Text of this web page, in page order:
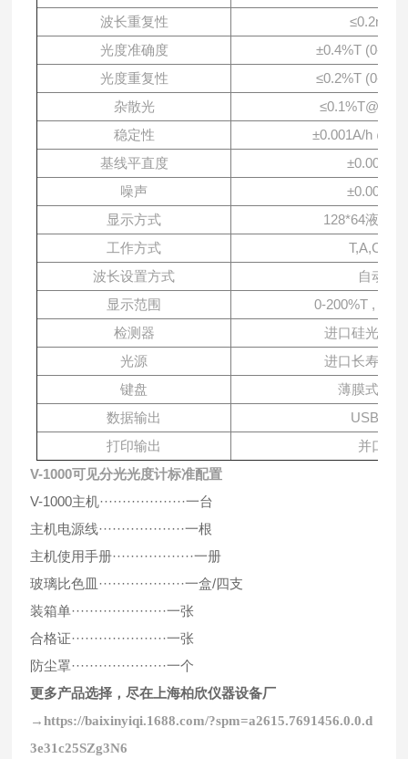
波长重复性
≤0.2nm
光度准确度
±0.4%T (0-
光度重复性
≤0.2%T (0-
杂散光
≤0.1%T@
稳定性
±0.001A/h
基线平直度
±0.00
噪声
±0.00
显示方式
128*64液晶
工作方式
T,A,C,E
波长设置方式
自动
显示范围
0-200%T , -0.3
检测器
进口硅光二
光源
进口长寿命
键盘
薄膜式按键
数据输出
USB口
打印输出
并口
V-1000可见分光光度计标准配置
V-1000主机···················一台
主机电源线···················一根
主机使用手册··················一册
玻璃比色皿···················一盒/四支
装箱单·····················一张
合格证·····················一张
防尘罩·····················一个
更多产品选择，尽在上海柏欣仪器设备厂
→https://baixinyiqi.1688.com/?spm=a2615.7691456.0.0.d
3e31c25SZg3N6